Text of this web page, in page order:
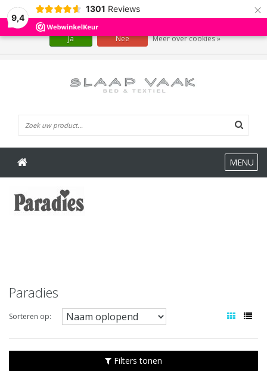
9,4
1301 Reviews ×
MENU
Paradies
Sorteren op:
Filters tonen
Wij slaan cookies op om onze website te verbeteren. Is dat akkoord?
Ja Nee Meer over cookies »